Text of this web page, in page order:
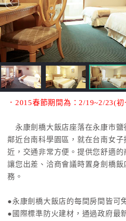
房
直
接
跟
飯
店
訂
HOT
特
色
民
．2015春節期間為：2/19~2/23(
永康劍橋大飯店座落在永康市鹽
鄰近台南科學園區，就在台南女
近，交通非常方便。提供您舒適的
讓您出差、洽商會議時置身劍橋
務。
●永康劍橋大飯店的每間房間皆可
●國際標準防火建材，通過政府最